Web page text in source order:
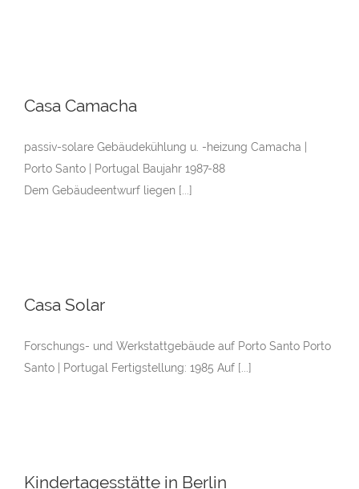
Casa Camacha
passiv-solare Gebäudekühlung u. -heizung Camacha |
Porto Santo | Portugal Baujahr 1987-88
Dem Gebäudeentwurf liegen [...]
Casa Solar
Forschungs- und Werkstattgebäude auf Porto Santo Porto
Santo | Portugal Fertigstellung: 1985 Auf [...]
Kindertagesstätte in Berlin